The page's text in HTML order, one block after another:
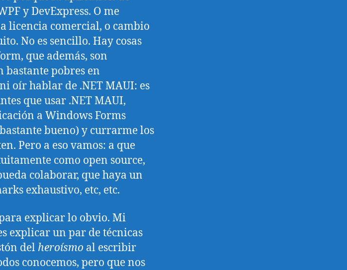
y DevExpress. O me
licencia comercial, o cambio
No es sencillo. Hay cosas
que además, son
pobres en
oír hablar de .NET MAUI: es
que usar .NET MAUI,
a Windows Forms
bueno) y currarme los
Pero a eso vamos: a que
como open source,
colaborar, que haya un
exhaustivo, etc, etc.
explicar lo obvio. Mi
explicar un par de técnicas
del heroísmo al escribir
conocemos, pero que nos